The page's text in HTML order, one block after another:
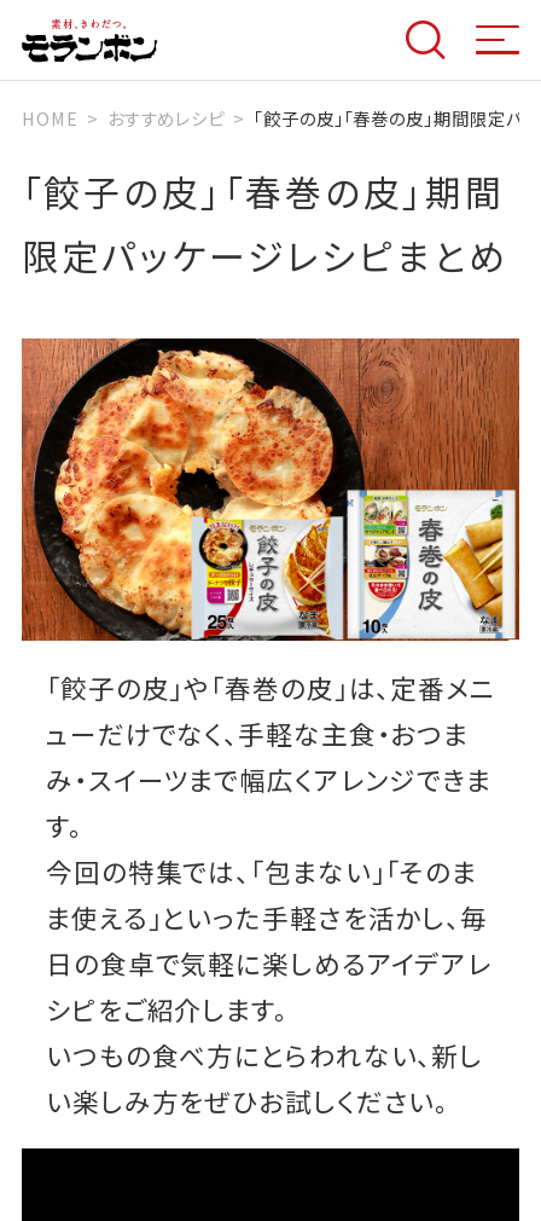
HOME おすすめレシピ 「餃子の皮」「春巻の皮」期間限定パ
「餃子の皮」「春巻の皮」期間
限定パッケージレシピまとめ
「餃子の皮」や「春巻の皮」は、定番メニ
ューだけでなく、手軽な主食・おつま
み・スイーツまで幅広くアレンジできま
す。
今回の特集では、「包まない」「そのま
ま使える」といった手軽さを活かし、毎
日の食卓で気軽に楽しめるアイデアレ
シピをご紹介します。
いつもの食べ方にとらわれない、新し
い楽しみ方をぜひお試しください。